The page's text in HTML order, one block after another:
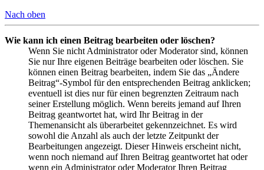
Nach oben
Wie kann ich einen Beitrag bearbeiten oder löschen?
Wenn Sie nicht Administrator oder Moderator sind, können
Sie nur Ihre eigenen Beiträge bearbeiten oder löschen. Sie
können einen Beitrag bearbeiten, indem Sie das „Ändere
Beitrag“-Symbol für den entsprechenden Beitrag anklicken;
eventuell ist dies nur für einen begrenzten Zeitraum nach
seiner Erstellung möglich. Wenn bereits jemand auf Ihren
Beitrag geantwortet hat, wird Ihr Beitrag in der
Themenansicht als überarbeitet gekennzeichnet. Es wird
sowohl die Anzahl als auch der letzte Zeitpunkt der
Bearbeitungen angezeigt. Dieser Hinweis erscheint nicht,
wenn noch niemand auf Ihren Beitrag geantwortet hat oder
wenn ein Administrator oder Moderator Ihren Beitrag